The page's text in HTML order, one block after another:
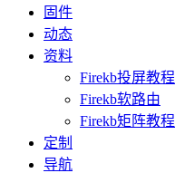
固件
动态
资料
Firekb投屏教程
Firekb软路由
Firekb矩阵教程
定制
导航